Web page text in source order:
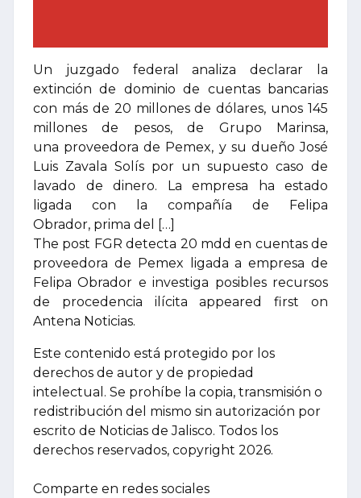
Un juzgado federal analiza declarar la
extinción de dominio de cuentas bancarias
con más de 20 millones de dólares, unos 145
millones de pesos, de Grupo Marinsa,
una proveedora de Pemex, y su dueño José
Luis Zavala Solís por un supuesto caso de
lavado de dinero. La empresa ha estado
ligada con la compañía de Felipa
Obrador, prima del […]
The post FGR detecta 20 mdd en cuentas de
proveedora de Pemex ligada a empresa de
Felipa Obrador e investiga posibles recursos
de procedencia ilícita appeared first on
Antena Noticias.
Este contenido está protegido por los
derechos de autor y de propiedad
intelectual. Se prohíbe la copia, transmisión o
redistribución del mismo sin autorización por
escrito de Noticias de Jalisco. Todos los
derechos reservados, copyright 2026.
Comparte en redes sociales